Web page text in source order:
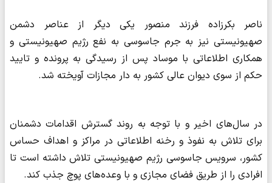
ناصر بکرزاده فرزند منصور یکی دیگر از عناصر دشمن
صهیونیستی نیز به جرم جاسوسی به نفع رژیم صهیونیستی و
همکاری اطلاعاتی با موساد پس از رسیدگی به پرونده و تایید
حکم از سوی دیوان عالی کشور به دار مجازات آویخته شد.
در سال‌های اخیر و با توجه به روند گسترش اقدامات دشمنان
برای تلاش به نفوذ و رخنه اطلاعاتی در مراکز و اهداف حساس
کشور، سرویس جاسوسی رژیم صهیونیستی تلاش داشته است تا
افرادی را از طریق فضای مجازی و با وعده‌های پوچ جذب کند.